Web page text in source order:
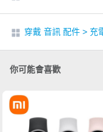
穿戴 音訊 配件 > 充
你可能會喜歡